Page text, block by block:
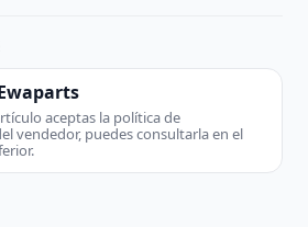
aceptas la política de
vendedor, puedes consultarla en el